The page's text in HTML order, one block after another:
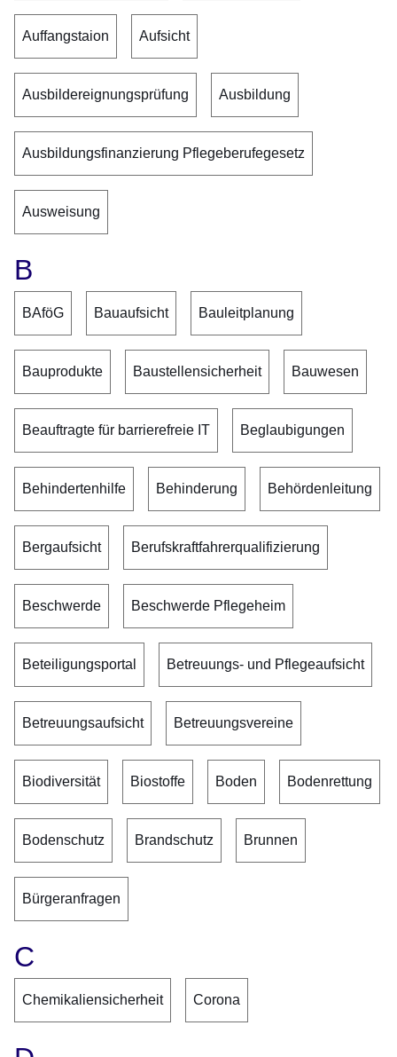
Auffangstaion Aufsicht
Ausbildereignungsprüfung Ausbildung
Ausbildungsfinanzierung Pflegeberufegesetz
Ausweisung
B
BAföG Bauaufsicht Bauleitplanung
Bauprodukte Baustellensicherheit Bauwesen
Beauftragte für barrierefreie IT Beglaubigungen
Behindertenhilfe Behinderung Behördenleitung
Bergaufsicht Berufskraftfahrerqualifizierung
Beschwerde Beschwerde Pflegeheim
Beteiligungsportal Betreuungs- und Pflegeaufsicht
Betreuungsaufsicht Betreuungsvereine
Biodiversität Biostoffe Boden Bodenrettung
Bodenschutz Brandschutz Brunnen
Bürgeranfragen
C
Chemikaliensicherheit Corona